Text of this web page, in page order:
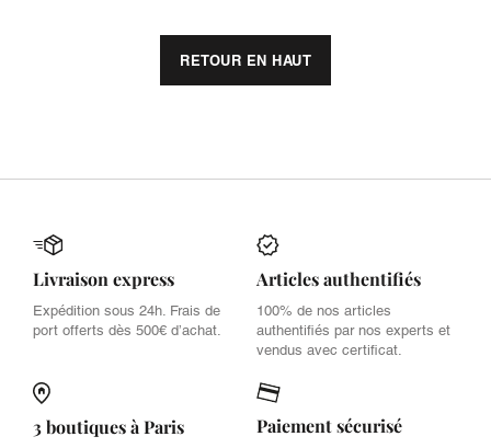
RETOUR EN HAUT
Livraison express
Expédition sous 24h. Frais de
port offerts dès 500€ d’achat.
Articles authentifiés
100% de nos articles
authentifiés par nos experts et
vendus avec certificat.
3 boutiques à Paris Paiement sécurisé